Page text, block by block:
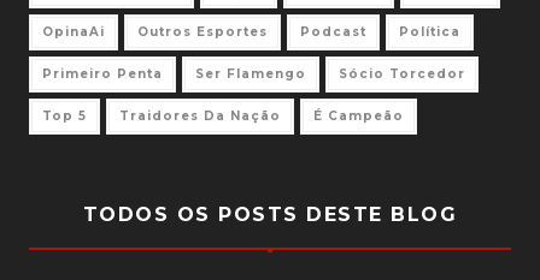
OpinaAi Outros Esportes Podcast Política
Primeiro Penta Ser Flamengo Sócio Torcedor
Top 5 Traidores Da Nação É Campeão
TODOS OS POSTS DESTE BLOG